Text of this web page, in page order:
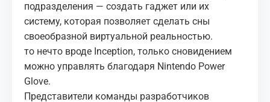
подразделения — создать гаджет или их
систему, которая позволяет сделать сны
своеобразной виртуальной реальностью.
то нечто вроде Inception, только сновидением
можно управлять благодаря Nintendo Power
Glove.
Представители команды разработчиков